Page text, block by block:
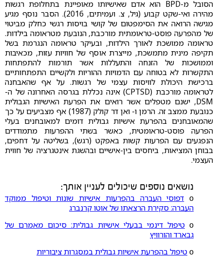
הסובל מ-BPD הוא אדם שאישיותו מאופיינת בתחלופת רגשות
מהירה ואי-שקט קבוע (גיל, צ. ועמיתים, 2016). הסבר נוסף מגיע
מגישה הרואה את הסימפטום של קושי בויסות רגשי כחלק מביטוי
של מהפרעה פוסט-טראומתית מורכבת, הנובעת מטראומה בילדות.
טראומה ממושכת לאורך הילדות, ובעיקר טראומה הנגרמת בשל
תקיפה מינית מתמשכת, מייצרת אוסף של חוויות עזות, מכאיבות
וממושכות של הזנחה והתעללות אשר תורמות להתפתחות
התקשרות לא בטוחה עם הדמויות ההוריות ולקשיים התפתחותיים
ברכישת היכולת לוויסות עצמי של רגשות. על אף שהאבחנה
לטראומה מורכבת (CPTSD) אינה נכללת בגרסה האחרונה של ה-
DSM, ישנם מטפלים אשר רואים את הפרעת האישיות הגבולית
כנובעת ממצב זה. הרמן ו- ואן דר קולק (1987) אף מצביעים על כך
שהמאובחנים בהפרעת אישיות גבולית דומים למאובחנים בעלי
הפרעה פוסט-טראומטית, כאשר בשתי ההפרעות מתמודדים
הנפגעים עם הפרעות קשות באפקט (רגש), בשליטה על דחפים,
בבוחן המציאות, ביחסים בין-אישיים ובהשגת אינטגרציה של חווית
העצמי.
נושאים נוספים שיכולים לעניין אותך:
ο דפוסי העברה בהפרעות אישיות שונות וטיפול ממוקד
העברה: סקירת הרצאתו של אוטו קרנברג
ο טיפול דינמי בבעלי אישיות גבולית: סיכום מאמרם של
גבארד והורוויץ
οטיפול בהפרעת אישיות גבולית במסגרות ציבוריות